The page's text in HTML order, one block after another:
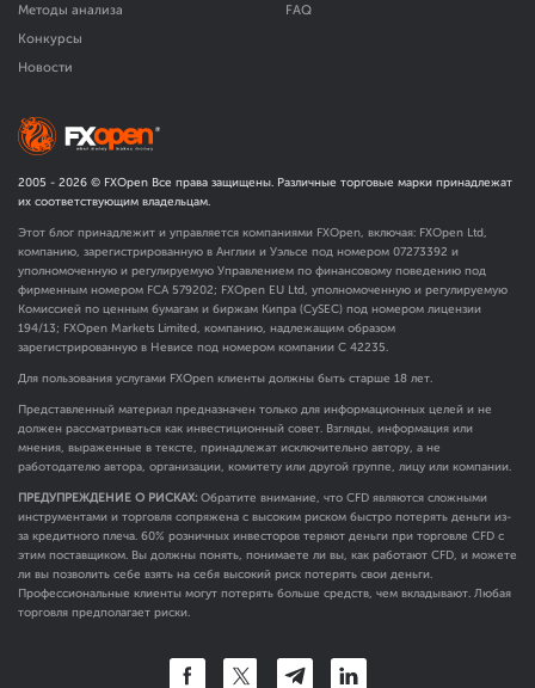
Методы анализа
Конкурсы
Новости
FAQ
2005 - 2026 © FXOpen Все права защищены. Различные торговые марки принадлежат
их соответствующим владельцам.
Этот блог принадлежит и управляется компаниями FXOpen, включая: FXOpen Ltd,
компанию, зарегистрированную в Англии и Уэльсе под номером 07273392 и
уполномоченную и регулируемую Управлением по финансовому поведению под
фирменным номером FCA 579202; FXOpen EU Ltd, уполномоченную и регулируемую
Комиссией по ценным бумагам и биржам Кипра (CySEC) под номером лицензии
194/13; FXOpen Markets Limited, компанию, надлежащим образом
зарегистрированную в Невисе под номером компании C 42235.
Для пользования услугами FXOpen клиенты должны быть старше 18 лет.
Представленный материал предназначен только для информационных целей и не
должен рассматриваться как инвестиционный совет. Взгляды, информация или
мнения, выраженные в тексте, принадлежат исключительно автору, а не
работодателю автора, организации, комитету или другой группе, лицу или компании.
ПРЕДУПРЕЖДЕНИЕ О РИСКАХ: Обратите внимание, что CFD являются сложными
инструментами и торговля сопряжена с высоким риском быстро потерять деньги из-
за кредитного плеча. 60% розничных инвесторов теряют деньги при торговле CFD с
этим поставщиком. Вы должны понять, понимаете ли вы, как работают CFD, и можете
ли вы позволить себе взять на себя высокий риск потерять свои деньги.
Профессиональные клиенты могут потерять больше средств, чем вкладывают. Любая
торговля предполагает риски.